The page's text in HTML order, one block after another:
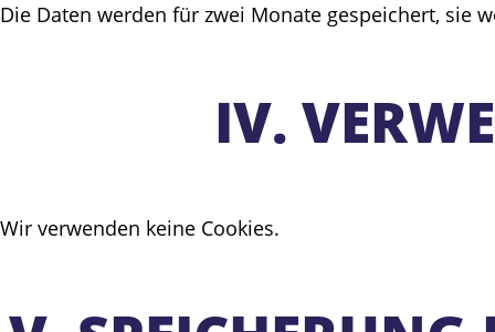
Die Daten werden für zwei Monate gespeichert, sie
IV.
Wir verwenden keine Cookies.